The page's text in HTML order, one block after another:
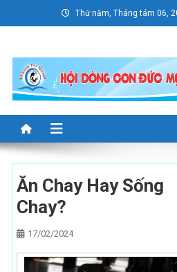
to
Thứ năm, Tháng tám 06,
Ăn Chay Hay Sống
Chay?
17/02/2024